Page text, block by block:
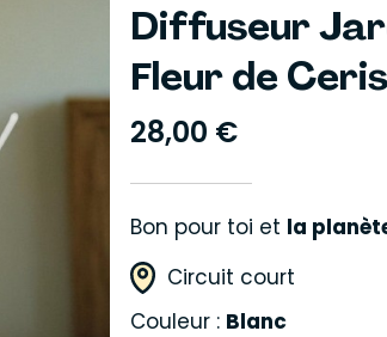
Diffuseur
Fleur de
28,00 €
Bon pour toi et la
Circuit court
Couleur : Blanc